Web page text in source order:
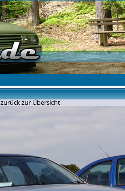
zurück zur Übersicht